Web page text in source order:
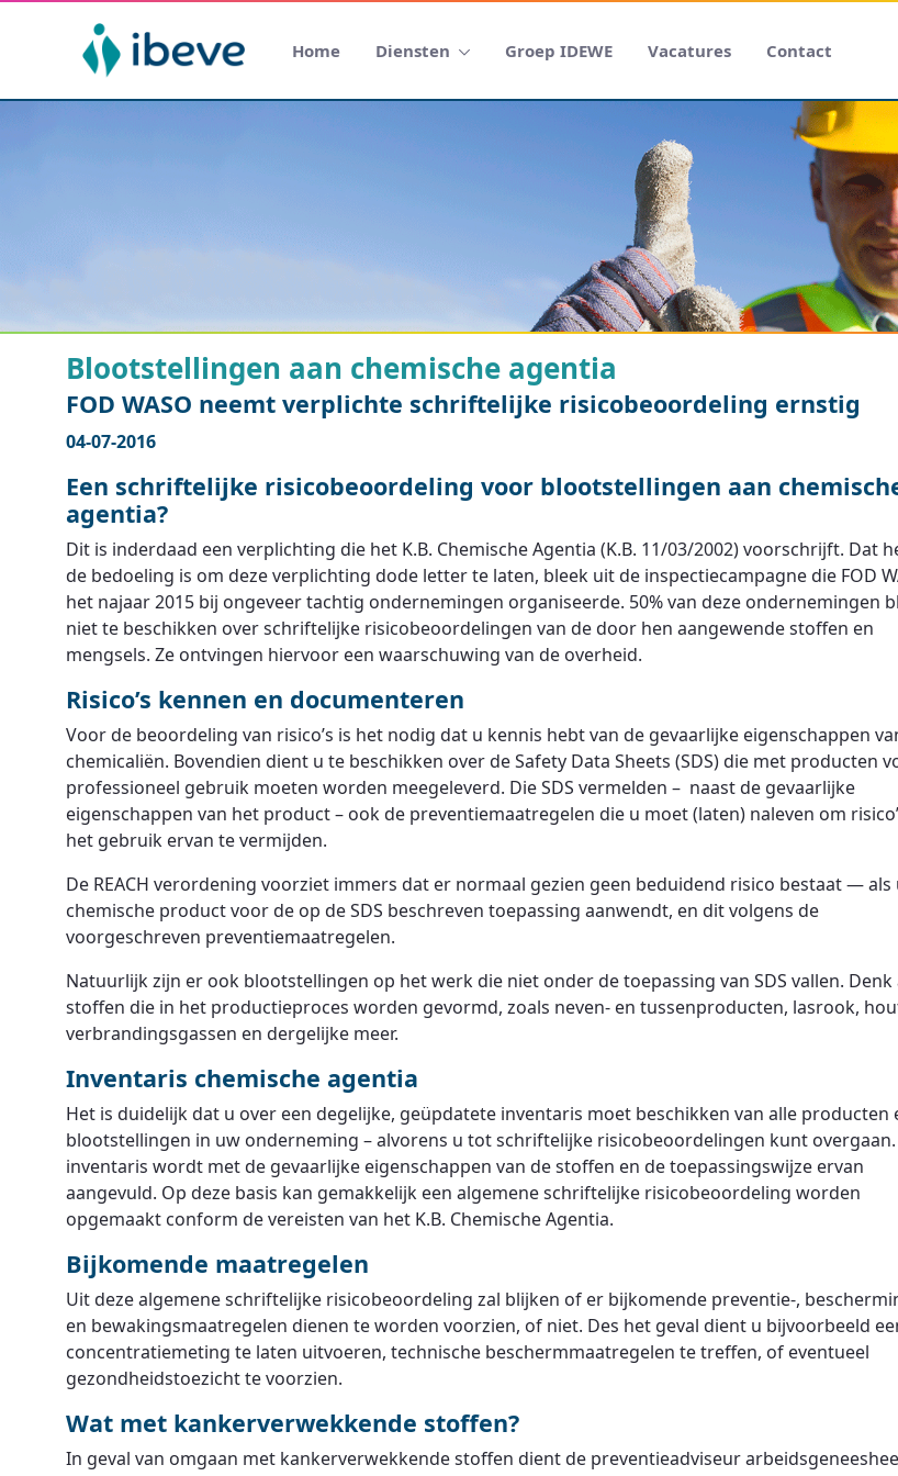
Home Diensten Groep IDEWE Vacatures Contact
Blootstellingen aan chemische agentia
FOD WASO neemt verplichte schriftelijke risicobeoordeling ernstig
04-07-2016
Een schriftelijke risicobeoordeling voor blootstellingen aan
agentia?
Dit is inderdaad een verplichting die het K.B. Chemische Agentia (K.B. 11/03/2002) voorschrijft. Dat
de bedoeling is om deze verplichting dode letter te laten, bleek uit de inspectiecampagne die FOD
het najaar 2015 bij ongeveer tachtig ondernemingen organiseerde. 50% van deze ondernemingen
niet te beschikken over schriftelijke risicobeoordelingen van de door hen aangewende stoffen en
mengsels. Ze ontvingen hiervoor een waarschuwing van de overheid.
Risico’s kennen en documenteren
Voor de beoordeling van risico’s is het nodig dat u kennis hebt van de gevaarlijke eigenschappen
chemicaliën. Bovendien dient u te beschikken over de Safety Data Sheets (SDS) die met producten
professioneel gebruik moeten worden meegeleverd. Die SDS vermelden – naast de gevaarlijke
eigenschappen van het product – ook de preventiemaatregelen die u moet (laten) naleven om
het gebruik ervan te vermijden.
De REACH verordening voorziet immers dat er normaal gezien geen beduidend risico bestaat — als
chemische product voor de op de SDS beschreven toepassing aanwendt, en dit volgens de
voorgeschreven preventiemaatregelen.
Natuurlijk zijn er ook blootstellingen op het werk die niet onder de toepassing van SDS vallen. Denk
stoffen die in het productieproces worden gevormd, zoals neven- en tussenproducten, lasrook,
verbrandingsgassen en dergelijke meer.
Inventaris chemische agentia
Het is duidelijk dat u over een degelijke, geüpdatete inventaris moet beschikken van alle producten
blootstellingen in uw onderneming – alvorens u tot schriftelijke risicobeoordelingen kunt overgaan.
inventaris wordt met de gevaarlijke eigenschappen van de stoffen en de toepassingswijze ervan
aangevuld. Op deze basis kan gemakkelijk een algemene schriftelijke risicobeoordeling worden
opgemaakt conform de vereisten van het K.B. Chemische Agentia.
Bijkomende maatregelen
Uit deze algemene schriftelijke risicobeoordeling zal blijken of er bijkomende preventie-,
en bewakingsmaatregelen dienen te worden voorzien, of niet. Des het geval dient u bijvoorbeeld
concentratiemeting te laten uitvoeren, technische beschermmaatregelen te treffen, of eventueel
gezondheidstoezicht te voorzien.
Wat met kankerverwekkende stoffen?
In geval van omgaan met kankerverwekkende stoffen dient de preventieadviseur